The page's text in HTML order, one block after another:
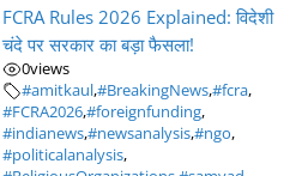
FCRA Rules 2026 Explained: विदेशी
चंदे पर सरकार का बड़ा फैसला!
0views
#amitkaul,#BreakingNews,#fcra,
#FCRA2026,#foreignfunding,
#indianews,#newsanalysis,#ngo,
#politicalanalysis,